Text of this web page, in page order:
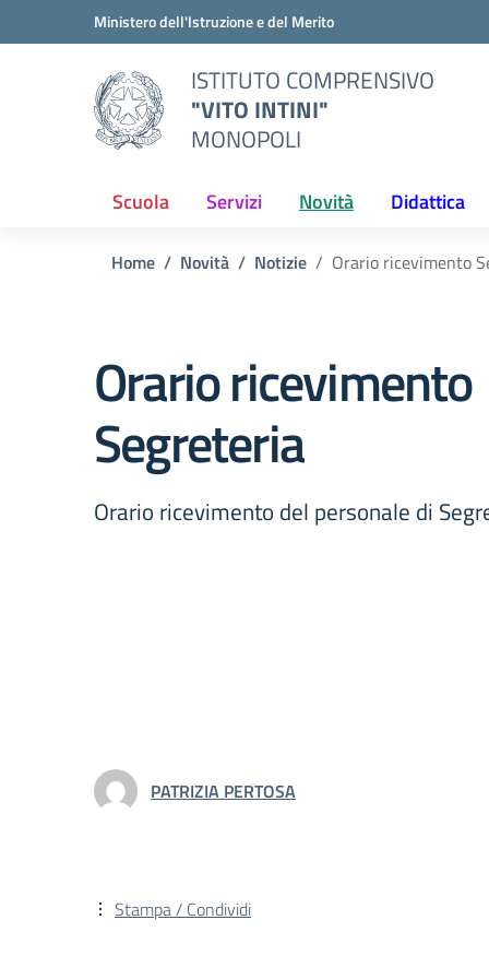
Vai ai contenuti
Vai al menu di navigazioneMinistero dell'Istruzione e del Merito
ISTITUTO COMPRENSIVO
"VITO INTINI"
MONOPOLI
Scuola Servizi Novità Didattica
Home Novità Notizie Orario ricevimento
Orario ricevimento
Segreteria
Orario ricevimento del personale di
PATRIZIA PERTOSA
Stampa / Condividi